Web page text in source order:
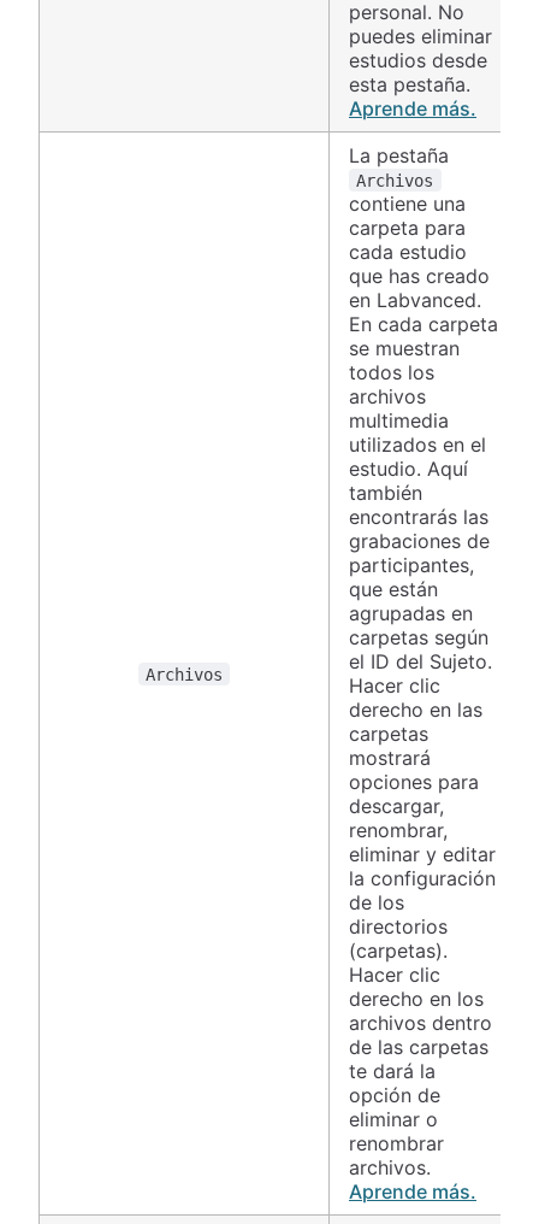
personal. No
puedes eliminar
estudios desde
esta pestaña.
Aprende más.
Archivos
La pestaña
Archivos
contiene una
carpeta para
cada estudio
que has creado
en Labvanced.
En cada carpeta
se muestran
todos los
archivos
multimedia
utilizados en el
estudio. Aquí
también
encontrarás las
grabaciones de
participantes,
que están
agrupadas en
carpetas según
el ID del Sujeto.
Hacer clic
derecho en las
carpetas
mostrará
opciones para
descargar,
renombrar,
eliminar y editar
la configuración
de los
directorios
(carpetas).
Hacer clic
derecho en los
archivos dentro
de las carpetas
te dará la
opción de
eliminar o
renombrar
archivos.
Aprende más.